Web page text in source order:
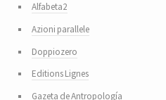
Alfabeta2
Azioni parallele
Doppiozero
Editions Lignes
Gazeta de Antropología